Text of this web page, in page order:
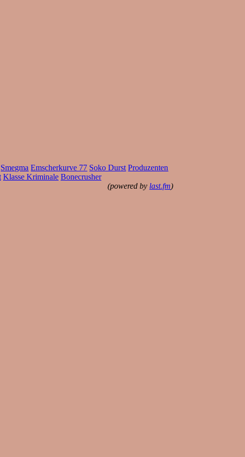
Smegma Emscherkurve 77 Soko Durst Produzenten
Klasse Kriminale Bonecrusher
(powered by last.fm)